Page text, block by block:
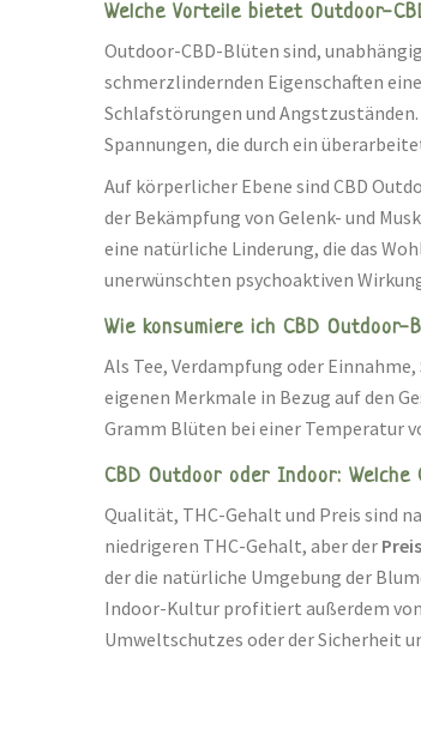
Welche Vorteile bietet Outdoor-
Outdoor-CBD-Blüten sind,
schmerzlindernden Eigenschaften
Schlafstörungen und
Spannungen, die durch ein
Auf körperlicher Ebene sind CBD
der Bekämpfung von Gelenk- und
eine natürliche Linderung, die das
unerwünschten psychoaktiven
Wie konsumiere ich CBD Outdoor-
Als Tee, Verdampfung oder
eigenen Merkmale in Bezug auf den
Gramm Blüten bei einer Temperatur
CBD Outdoor oder Indoor:
Qualität, THC-Gehalt und Preis sind
niedrigeren THC-Gehalt, aber der Preis
der die natürliche Umgebung der
Indoor-Kultur profitiert außerdem
Umweltschutzes oder der Sicherheit